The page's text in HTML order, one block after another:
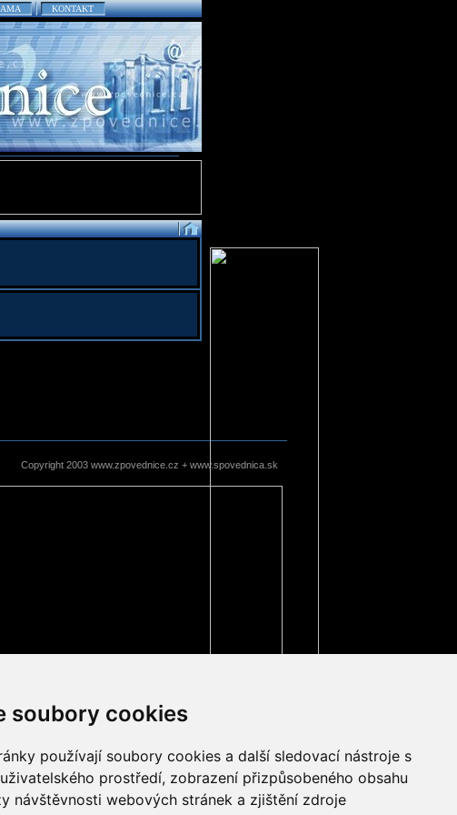
soubory cookies
používají soubory cookies a další sledovací nástroje s
prostředí, zobrazení přizpůsobeného obsahu
návštěvnosti webových stránek a zjištění zdroje
KONTAKT
Copyright 2003 www.zpovednice.cz + www.spovednica.sk